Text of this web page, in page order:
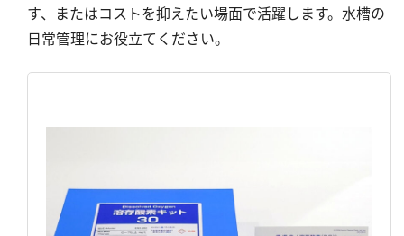
す、またはコストを抑えたい場面で活躍します。水槽の
日常管理にお役立てください。